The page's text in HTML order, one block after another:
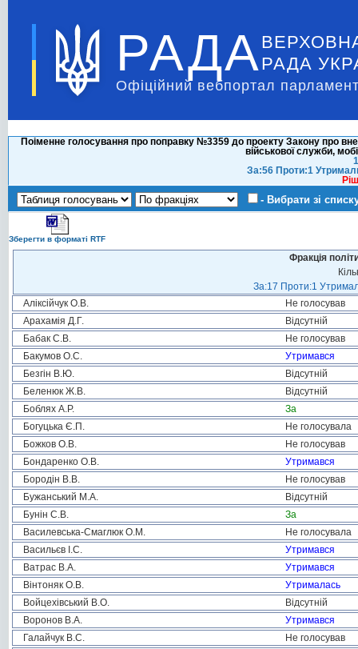
РАДА РАДА
Офіційний вебпортал
Поіменне голосування про поправку №3359 до проекту Закону про
військової служби,
За:56 Проти:1
- Вибрати зі
Зберегти в форматі RTF
Фракція
За:17 Проти:1
Аліксійчук О.В.
Не голосував
Арахамія Д.Г.
Відсутній
Бабак С.В.
Не голосував
Бакумов О.С.
Утримався
Безгін В.Ю.
Відсутній
Беленюк Ж.В.
Відсутній
Боблях А.Р.
За
Богуцька Є.П.
Не голосувала
Божков О.В.
Не голосував
Бондаренко О.В.
Утримався
Бородін В.В.
Не голосував
Бужанський М.А.
Відсутній
Бунін С.В.
За
Василевська-Смаглюк О.М.
Не голосувала
Васильєв І.С.
Утримався
Ватрас В.А.
Утримався
Вінтоняк О.В.
Утрималась
Войцехівський В.О.
Відсутній
Воронов В.А.
Утримався
Галайчук В.С.
Не голосував